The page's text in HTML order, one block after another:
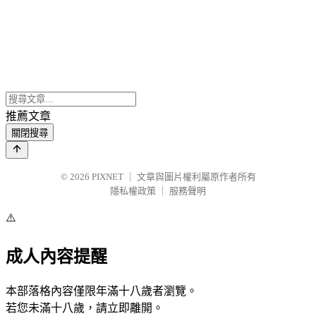
推薦文章
關閉搜尋
© 2026 PIXNET
文章與圖片權利屬原作者所有
隱私權政策
服務聲明
⚠️
成人內容提醒
本部落格內容僅限年滿十八歲者瀏覽。
若您未滿十八歲，請立即離開。